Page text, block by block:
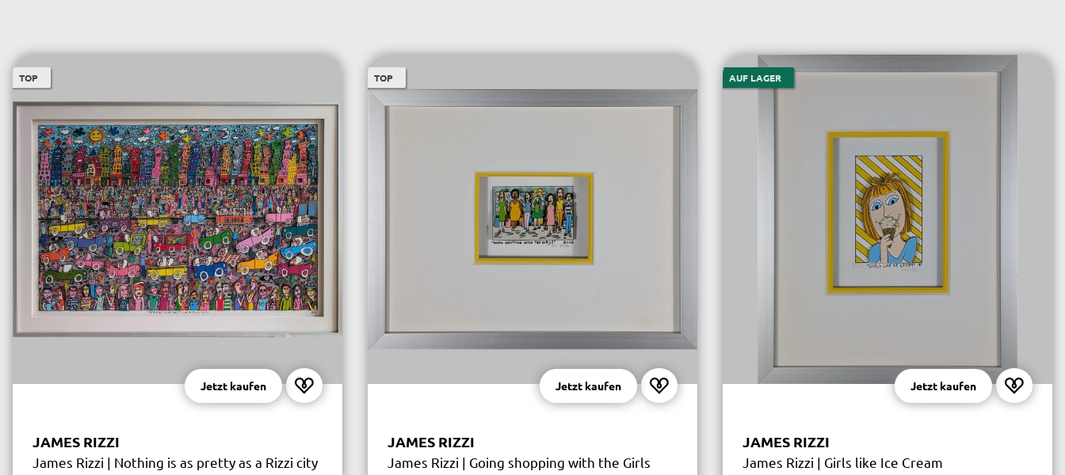
TOP
Jetzt kaufen
JAMES RIZZI
James Rizzi | Nothing is as pretty as a Rizzi city
TOP
Jetzt kaufen
JAMES RIZZI
James Rizzi | Going shopping with the Girls
AUF LAGER
Jetzt kaufen
JAMES RIZZI
James Rizzi | Girls like Ice Cream